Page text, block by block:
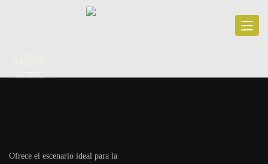
Toggle
Ofrece el escenario ideal para la